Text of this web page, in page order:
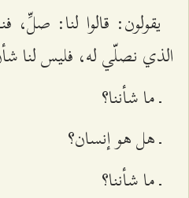
يقولون: قالوا لنا:
الذي نصلّي له، فليس لنا
ـ ما شأننا؟
ـ هل هو إنسان؟
ـ ما شأننا؟